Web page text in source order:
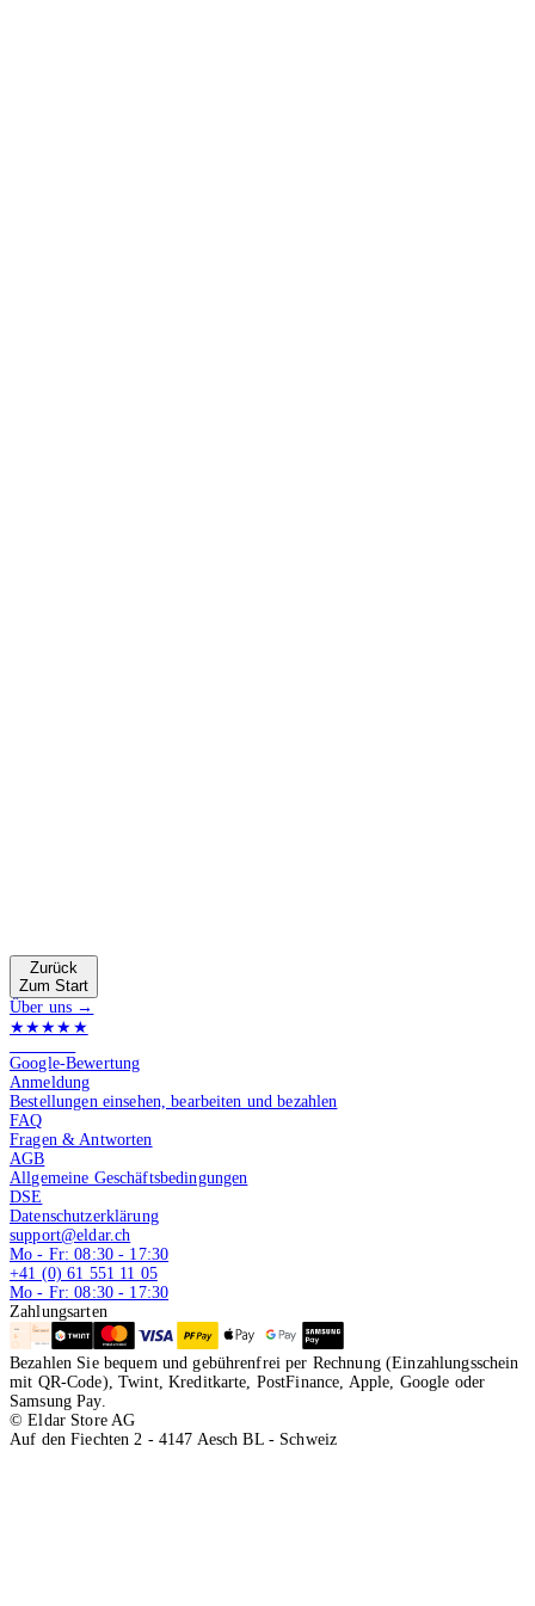
Zurück
Zum Start
Über uns →
★★★★★
Google-Bewertung
Anmeldung
Bestellungen einsehen, bearbeiten und bezahlen
FAQ
Fragen & Antworten
AGB
Allgemeine Geschäftsbedingungen
DSE
Datenschutzerklärung
support@eldar.ch
Mo - Fr: 08:30 - 17:30
+41 (0) 61 551 11 05
Mo - Fr: 08:30 - 17:30
Zahlungsarten
Bezahlen Sie bequem und gebührenfrei per Rechnung (Einzahlungsschein
mit QR-Code), Twint, Kreditkarte, PostFinance, Apple, Google oder
Samsung Pay.
© Eldar Store AG
Auf den Fiechten 2 - 4147 Aesch BL - Schweiz